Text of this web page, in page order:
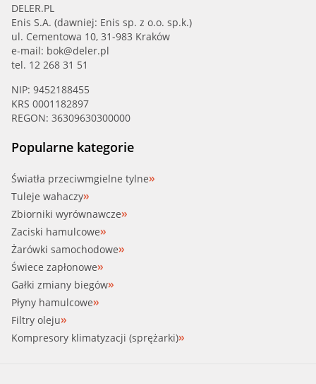
MEATDORIA (93254)
METALCAUCH (03625)
MEYLE (100 226 0008)
MOTORAD (CH9941)
OSSCA (02636)
PATRON (P24-0003)
QF (QF45A00004)
STC (T403625)
STELLOX (10-35543-SX)
DELER.PL
Enis S.A. (dawniej: Enis sp. z o.o. sp.k.)
ul. Cementowa 10, 31-983 Kraków
e-mail: bok@deler.pl
tel. 12 268 31 51
NIP: 9452188455
KRS 0001182897
REGON: 36309630300000
Popularne kategorie
Światła przeciwmgielne tylne
Tuleje wahaczy
Zbiorniki wyrównawcze
Zaciski hamulcowe
Żarówki samochodowe
Świece zapłonowe
Gałki zmiany biegów
Płyny hamulcowe
Filtry oleju
Kompresory klimatyzacji (sprężarki)